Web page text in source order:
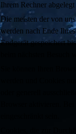
Ihrem Rechner
Die meisten der von
werden nach Ende
Endgerät gespeichert